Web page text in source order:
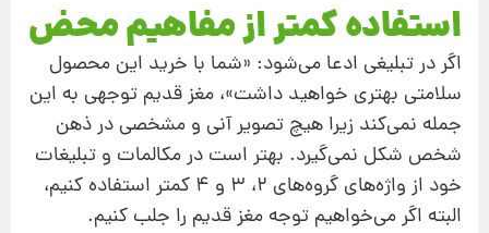
استفاده کمتر از مفاهیم محض
اگر در تبلیغی ادعا می‌شود: «شما با خرید این محصول
سلامتی بهتری خواهید داشت»، مغز قدیم توجهی به این
جمله نمی‌کند زیرا هیچ تصویر آنی و مشخصی در ذهن
شخص شکل نمی‌گیرد. بهتر است در مکالمات و تبلیغات
خود از واژه‌های گروه‌های 2، 3 و 4 کمتر استفاده کنیم،
البته اگر می‌خواهیم توجه مغز قدیم را جلب کنیم.